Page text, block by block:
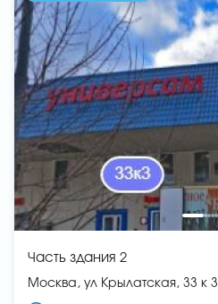
Часть здания 2
Москва, ул Крылатская, 33 к 3